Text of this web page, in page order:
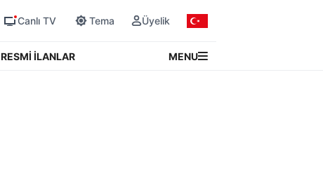
Canlı TV Tema Üyelik
RESMİ İLANLAR MENU